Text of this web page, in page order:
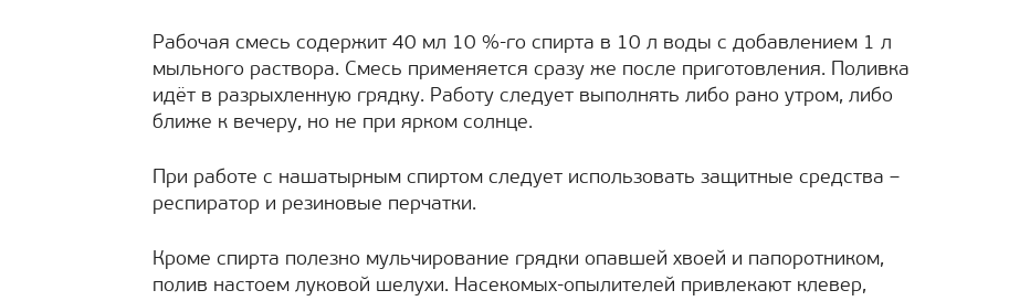
Рабочая смесь содержит 40 мл 10 %-го спирта в 10 л воды с добавлением 1 л
мыльного раствора. Смесь применяется сразу же после приготовления. Поливка
идёт в разрыхленную грядку. Работу следует выполнять либо рано утром, либо
ближе к вечеру, но не при ярком солнце.
При работе с нашатырным спиртом следует использовать защитные средства –
респиратор и резиновые перчатки.
Кроме спирта полезно мульчирование грядки опавшей хвоей и папоротником,
полив настоем луковой шелухи. Насекомых-опылителей привлекают клевер,